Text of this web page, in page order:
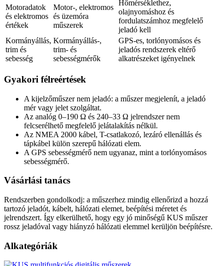
Motoradatok
és elektromos
értékek
Motor-, elektromos
és üzemóra
műszerek
Hőmérséklethez,
olajnyomáshoz és
fordulatszámhoz megfelelő
jeladó kell
Kormányállás,
trim és
sebesség
Kormányállás-,
trim- és
sebességmérők
GPS-es, torlónyomásos és
jeladós rendszerek eltérő
alkatrészeket igényelnek
Gyakori félreértések
A kijelzőműszer nem jeladó: a műszer megjelenít, a jeladó
mér vagy jelet szolgáltat.
Az analóg 0–190 Ω és 240–33 Ω jelrendszer nem
felcserélhető megfelelő jelátalakítás nélkül.
Az NMEA 2000 kábel, T-csatlakozó, lezáró ellenállás és
tápkábel külön szerepű hálózati elem.
A GPS sebességmérő nem ugyanaz, mint a torlónyomásos
sebességmérő.
Vásárlási tanács
Rendszerben gondolkodj: a műszerhez mindig ellenőrizd a hozzá
tartozó jeladót, kábelt, hálózati elemet, beépítési méretet és
jelrendszert. Így elkerülhető, hogy egy jó minőségű KUS műszer
rossz jeladóval vagy hiányzó hálózati elemmel kerüljön beépítésre.
Alkategóriák